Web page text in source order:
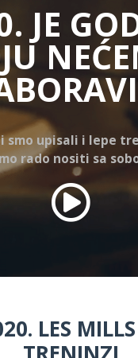
JE
smo upisali i lepe
rado nositi sa
LES